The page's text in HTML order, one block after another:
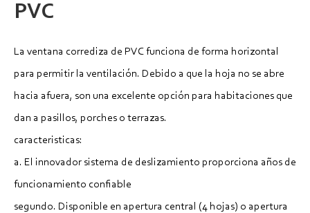
PVC
La ventana corrediza de PVC funciona de forma horizontal
para permitir la ventilación. Debido a que la hoja no se abre
hacia afuera, son una excelente opción para habitaciones que
dan a pasillos, porches o terrazas.
caracteristicas:
a. El innovador sistema de deslizamiento proporciona años de
funcionamiento confiable
segundo. Disponible en apertura central (4 hojas) o apertura